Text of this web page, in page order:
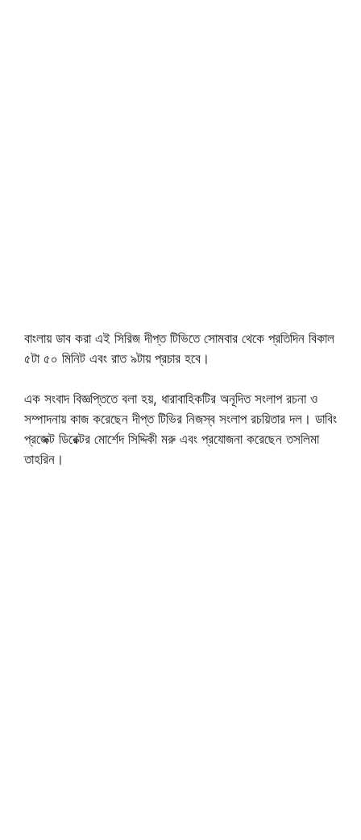
বাংলায় ডাব করা এই সিরিজ দীপ্ত টিভিতে সোমবার থেকে প্রতিদিন বিকাল
৫টা ৫০ মিনিট এবং রাত ৯টায় প্রচার হবে।
এক সংবাদ বিজ্ঞপ্তিতে বলা হয়, ধারাবাহিকটির অনূদিত সংলাপ রচনা ও
সম্পাদনায় কাজ করেছেন দীপ্ত টিভির নিজস্ব সংলাপ রচয়িতার দল। ডাবিং
প্রজেক্ট ডিরেক্টর মোর্শেদ সিদ্দিকী মরু এবং প্রযোজনা করেছেন তসলিমা
তাহরিন।